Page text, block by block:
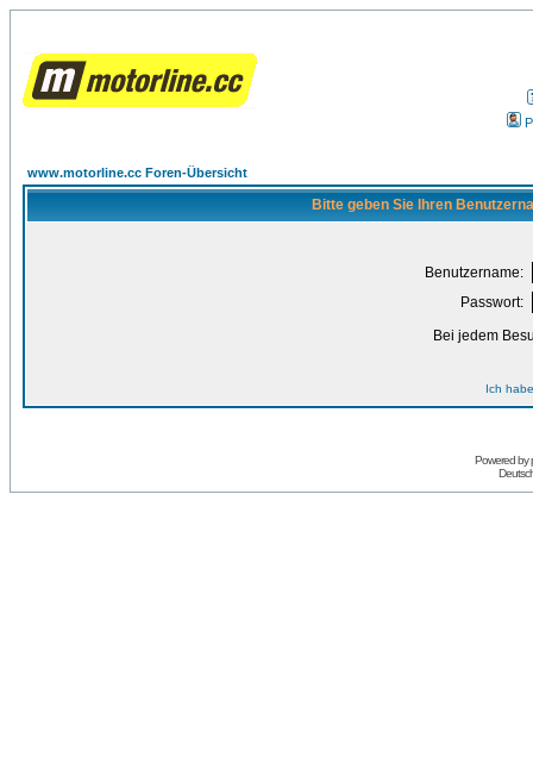
www.motorline.cc Foren-Übersicht
Bitte geben Sie Ihren
Benutzername:
Passwort:
Bei jedem
Ich
Powered by